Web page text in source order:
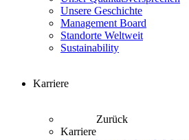
Unsere Geschichte
Management Board
Standorte Weltweit
Sustainability
Karriere
Zurück
Karriere